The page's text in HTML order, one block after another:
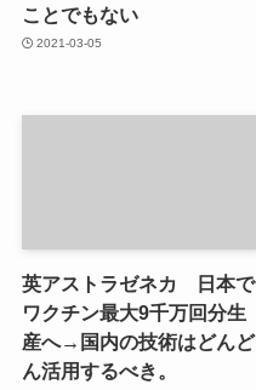
ことでもない
2021-03-05
英アストラゼネカ 日本で
ワクチン最大9千万回分生
産へ→国内の技術はどんど
ん活用するべき。